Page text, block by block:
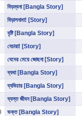
বিড়ম্বনা [Bangla Story]
বিড়ালনামা! [Story]
বৃষ্টি [Bangla Story]
বেচারা! [Story]
বেদের মেয়ে জোছনা [Story]
ব্যথা [Bangla Story]
ব্যভিচার [Bangla Story]
ব্যস্ত জীবন [Bangla Story]
ভক্ত [Bangla Story]